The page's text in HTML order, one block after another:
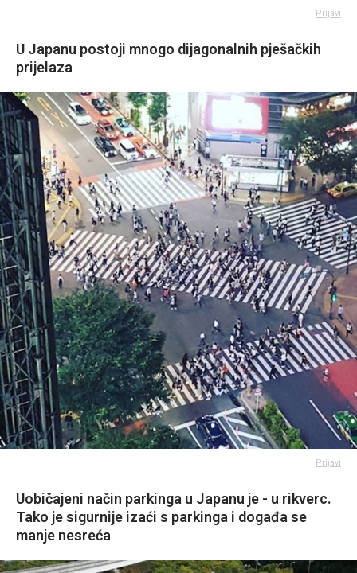
Prijavi
U Japanu postoji mnogo dijagonalnih pješačkih
prijelaza
Prijavi
Uobičajeni način parkinga u Japanu je - u rikverc.
Tako je sigurnije izaći s parkinga i događa se
manje nesreća